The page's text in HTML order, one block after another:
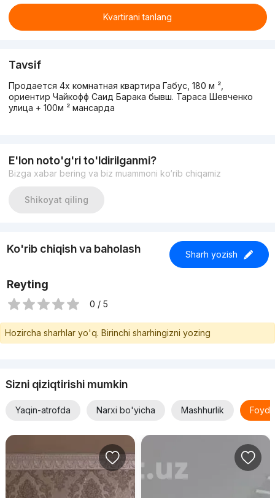
Kvartirani tanlang
Tavsif
Продается 4х комнатная квартира Габус, 180 м ²,
ориентир Чайкофф Саид Барака бывш. Тараса Шевченко
улица + 100м ² мансарда
E'lon noto'g'ri to'ldirilganmi?
Bizga xabar bering va biz muammoni ko‘rib chiqamiz
Shikoyat qiling
Ko'rib chiqish va baholash Sharh yozish
Reyting
0 / 5
Hozircha sharhlar yo'q. Birinchi sharhingizni yozing
Sizni qiziqtirishi mumkin
Yaqin-atrofda Narxi bo'yicha Mashhurlik